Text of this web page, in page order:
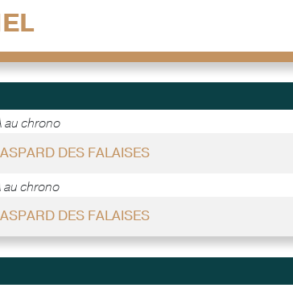
au chrono
DES FALAISES
au chrono
DES FALAISES